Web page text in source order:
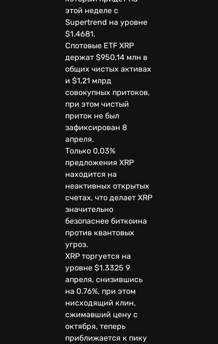
этой неделе с
Supertrend на уровне
$1.4681.
Спотовые ETF XRP
держат $950,14 млн в
общих чистых активах
и $1,21 млрд
совокупных притоков,
при этом чистый
приток не был
зафиксирован 8
апреля.
Только 0,03%
предложения XRP
находится на
неактивных открытых
счетах, что делает XRP
значительно
безопаснее биткоина
против квантовых
угроз.
XRP торгуется на
уровне $1.3325 9
апреля, снизившись
на 0.76%, при этом
нисходящий клин,
сжимавший цену с
октября, теперь
приближается к пику